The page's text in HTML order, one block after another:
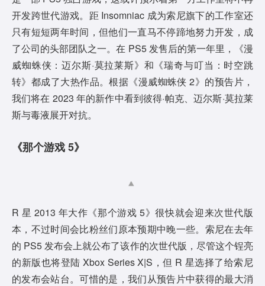
开发跨世代游戏。距 Insomniac 成为索尼旗下的工作室还
只有短短两年时间，但他们一直马不停蹄地努力开发，成
了公司的头部团队之一。在 PS5 发售后的第一年里，《漫
威蜘蛛侠：迈尔斯·莫拉莱斯》和《瑞奇与叮当：时空跳
转》都成了大热作品。根据《漫威蜘蛛侠 2》的预告片，
我们将在 2023 年的新作中看到彼得·帕克、迈尔斯·莫拉莱
斯与毒液展开对抗。
《那个游戏 5》
R 星 2013 年大作《那个游戏 5》很快就会迎来次世代版
本，不过时间会比粉丝们原本预期中晚一些。索尼在去年
的 PS5 发布会上就公布了该作的次世代版，尽管这个锃亮
的新版也将登陆 Xbox Series X|S，但 R 星选择了给索尼
的发布会站台。可惜的是，我们从预告片中获得的最大消